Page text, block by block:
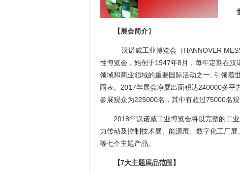
【展会简介】
汉诺威工业博览会（HANNOVER
性博览会，始创于1947年8月，每年定期在
领域和商业领域的重要国际活动之一, 引领着
雨表。2017年展会净展出面积达240000多平
参展观众为225000名，其中有超过75000名观
2018年汉诺威工业博览会将以完整的工
力传动及控制技术展、能源展、数字化工厂
等七个主题产品。
【7大主题展品范围 】